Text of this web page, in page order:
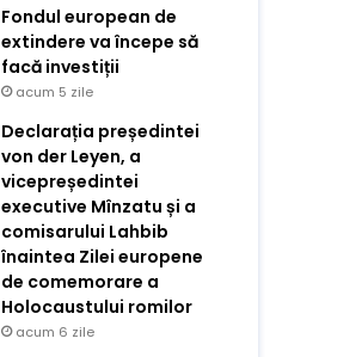
Fondul european de
extindere va începe să
facă investiții
acum 5 zile
Declarația președintei
von der Leyen, a
vicepreședintei
executive Mînzatu și a
comisarului Lahbib
înaintea Zilei europene
de comemorare a
Holocaustului romilor
acum 6 zile